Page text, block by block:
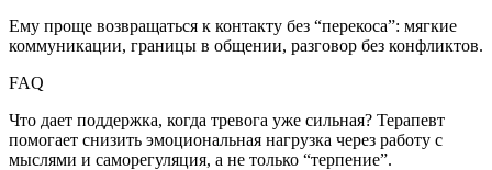
Ему проще возвращаться к контакту без “перекоса”: мягкие
коммуникации, границы в общении, разговор без конфликтов.
FAQ
Что дает поддержка, когда тревога уже сильная? Терапевт
помогает снизить эмоциональная нагрузка через работу с
мыслями и саморегуляция, а не только “терпение”.